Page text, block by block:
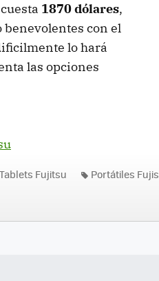
1870 dólares,
con el
lo hará
las opciones
Tablets Fujitsu Portátiles